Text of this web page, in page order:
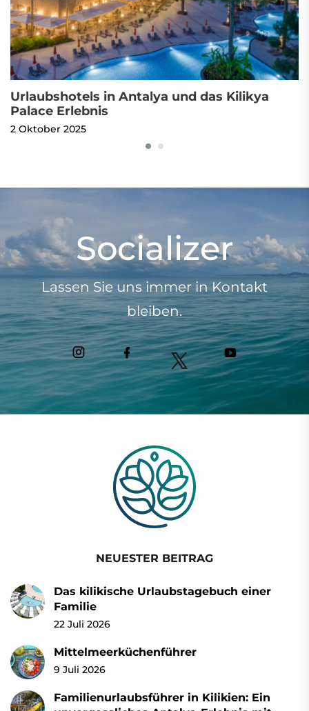
Urlaubshotels in Antalya und das Kilikya
Palace Erlebnis
2 Oktober 2025
Socializer
Lassen Sie uns immer in Kontakt
bleiben.
NEUESTER BEITRAG
Das kilikische Urlaubstagebuch einer
Familie
22 Juli 2026
Mittelmeerküchenführer
9 Juli 2026
Familienurlaubsführer in Kilikien: Ein